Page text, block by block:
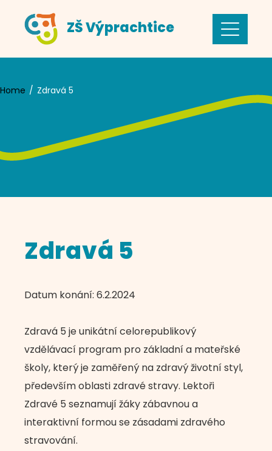
content
ZŠ Výprachtice
Home Zdravá 5
Zdravá 5
Datum konání: 6.2.2024
Zdravá 5 je unikátní celorepublikový
vzdělávací program pro základní a mateřské
školy, který je zaměřený na zdravý životní styl,
především oblasti zdravé stravy. Lektoři
Zdravé 5 seznamují žáky zábavnou a
interaktivní formou se zásadami zdravého
stravování.